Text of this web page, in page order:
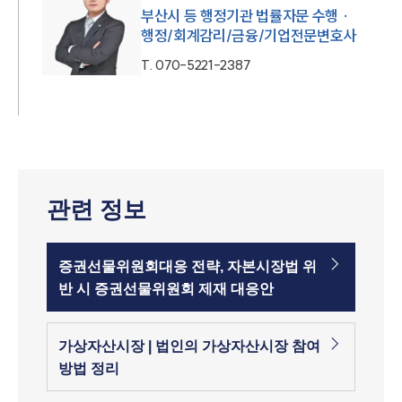
부산시 등 행정기관 법률자문 수행 ·
행정/회계감리/금융/기업전문변호사
T.070-5221-2387
관련 정보
증권선물위원회대응 전략, 자본시장법 위
반 시 증권선물위원회 제재 대응안
가상자산시장 | 법인의 가상자산시장 참여
방법 정리